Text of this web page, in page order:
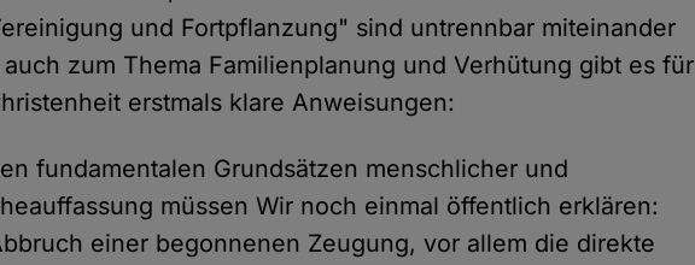
und Fortpflanzung" sind untrennbar miteinander
zum Thema Familienplanung und Verhütung gibt es für
erstmals klare Anweisungen:
fundamentalen Grundsätzen menschlicher und
müssen Wir noch einmal öffentlich erklären:
einer begonnenen Zeugung, vor allem die direkte